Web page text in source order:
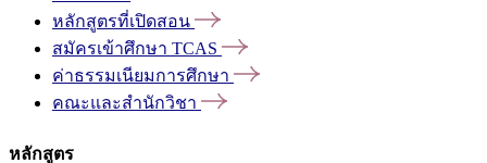
หลักสูตรที่เปิดสอน
สมัครเข้าศึกษา TCAS
ค่าธรรมเนียมการศึกษา
คณะและสำนักวิชา
หลักสูตร